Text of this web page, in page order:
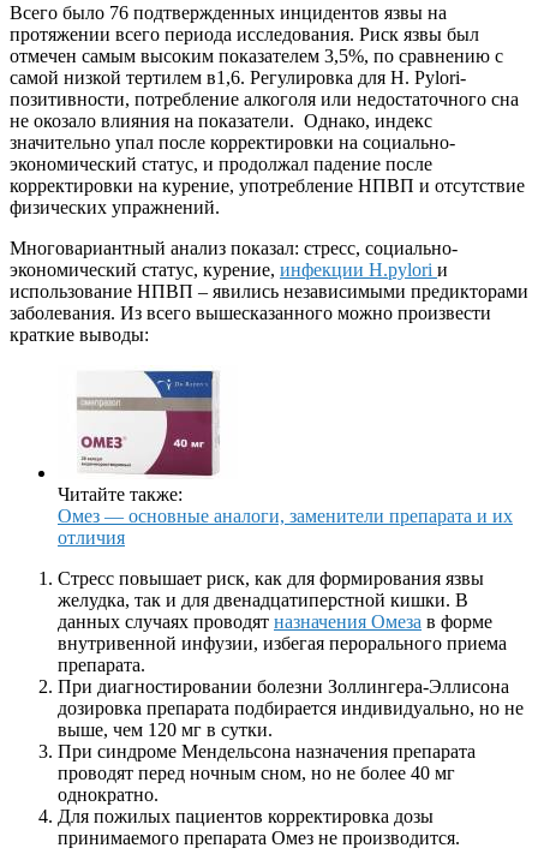
Всего было 76 подтвержденных инцидентов язвы на
протяжении всего периода исследования. Риск язвы был
отмечен самым высоким показателем 3,5%, по сравнению с
самой низкой тертилем в1,6. Регулировка для H. Pylori-
позитивности, потребление алкоголя или недостаточного сна
не окозало влияния на показатели. Однако, индекс
значительно упал после корректировки на социально-
экономический статус, и продолжал падение после
корректировки на курение, употребление НПВП и отсутствие
физических упражнений.
Многовариантный анализ показал: стресс, социально-
экономический статус, курение, инфекции H.pylori и
использование НПВП – явились независимыми предикторами
заболевания. Из всего вышесказанного можно произвести
краткие выводы:
Читайте также:
Омез — основные аналоги, заменители препарата и их
отличия
Стресс повышает риск, как для формирования язвы
желудка, так и для двенадцатиперстной кишки. В
данных случаях проводят назначения Омеза в форме
внутривенной инфузии, избегая перорального приема
препарата.
При диагностировании болезни Золлингера-Эллисона
дозировка препарата подбирается индивидуально, но не
выше, чем 120 мг в сутки.
При синдроме Мендельсона назначения препарата
проводят перед ночным сном, но не более 40 мг
однократно.
Для пожилых пациентов корректировка дозы
принимаемого препарата Омез не производится.